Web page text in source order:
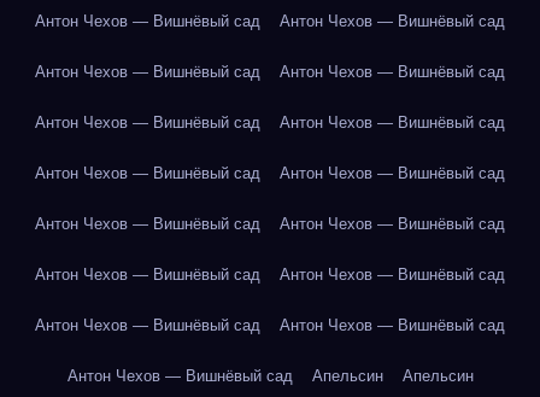
Антон Чехов — Вишнёвый сад Антон Чехов — Вишнёвый сад
Антон Чехов — Вишнёвый сад Антон Чехов — Вишнёвый сад
Антон Чехов — Вишнёвый сад Антон Чехов — Вишнёвый сад
Антон Чехов — Вишнёвый сад Антон Чехов — Вишнёвый сад
Антон Чехов — Вишнёвый сад Антон Чехов — Вишнёвый сад
Антон Чехов — Вишнёвый сад Антон Чехов — Вишнёвый сад
Антон Чехов — Вишнёвый сад Антон Чехов — Вишнёвый сад
Антон Чехов — Вишнёвый сад Апельсин Апельсин